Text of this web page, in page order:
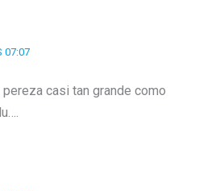
07:07
casi tan grande como